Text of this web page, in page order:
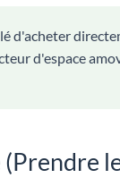
d'acheter
d'espace